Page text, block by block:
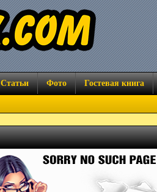
Статьи Фото Гостевая книга